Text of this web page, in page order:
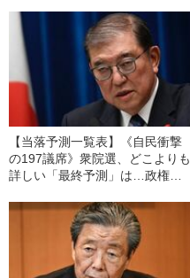
【当落予測一覧表】《自民衝撃
の197議席》衆院選、どこよりも
詳しい「最終予測」は…政権交
21世紀最低の数字に」